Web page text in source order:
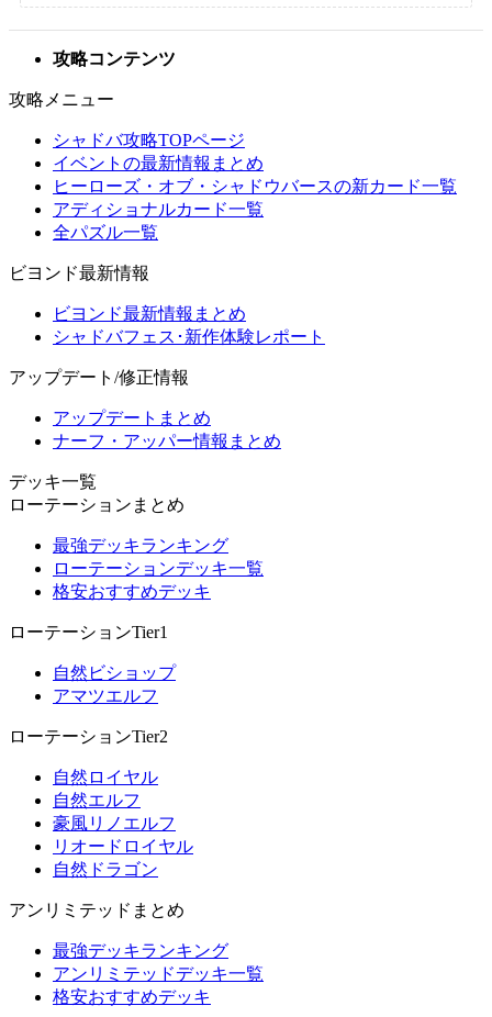
攻略コンテンツ
攻略メニュー
シャドバ攻略TOPページ
イベントの最新情報まとめ
ヒーローズ・オブ・シャドウバースの新カード一覧
アディショナルカード一覧
全パズル一覧
ビヨンド最新情報
ビヨンド最新情報まとめ
シャドバフェス･新作体験レポート
アップデート/修正情報
アップデートまとめ
ナーフ・アッパー情報まとめ
デッキ一覧
ローテーションまとめ
最強デッキランキング
ローテーションデッキ一覧
格安おすすめデッキ
ローテーションTier1
自然ビショップ
アマツエルフ
ローテーションTier2
自然ロイヤル
自然エルフ
豪風リノエルフ
リオードロイヤル
自然ドラゴン
アンリミテッドまとめ
最強デッキランキング
アンリミテッドデッキ一覧
格安おすすめデッキ